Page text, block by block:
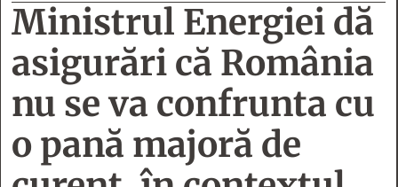
Ministrul Energiei dă
asigurări că România
nu se va confrunta cu
o pană majoră de